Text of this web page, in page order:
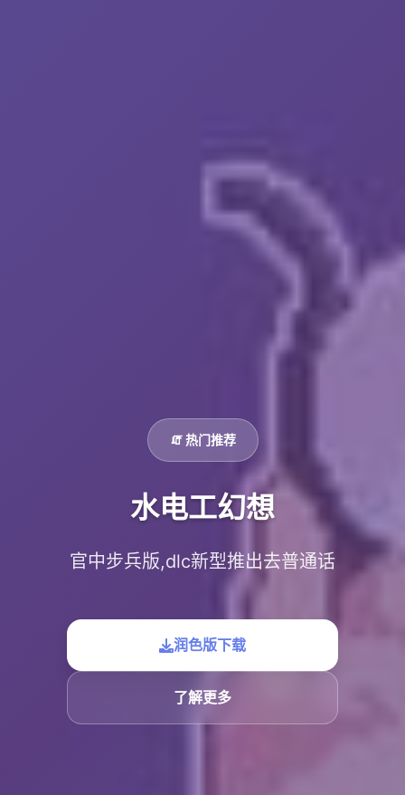
🧯 热门推荐
水电工幻想
官中步兵版,dlc新型推出去普通话
润色版下载
了解更多